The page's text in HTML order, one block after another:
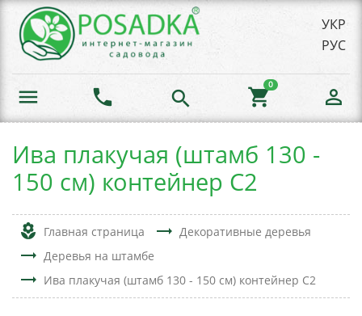
УКР
РУС
menu phone search shopping_cart
0
person_outline
Ива плакучая (штамб 130 -
150 см) контейнер С2
local_florist Главная страница trending_flat Декоративные деревья
trending_flat Деревья на штамбе
trending_flat Ива плакучая (штамб 130 - 150 см) контейнер С2